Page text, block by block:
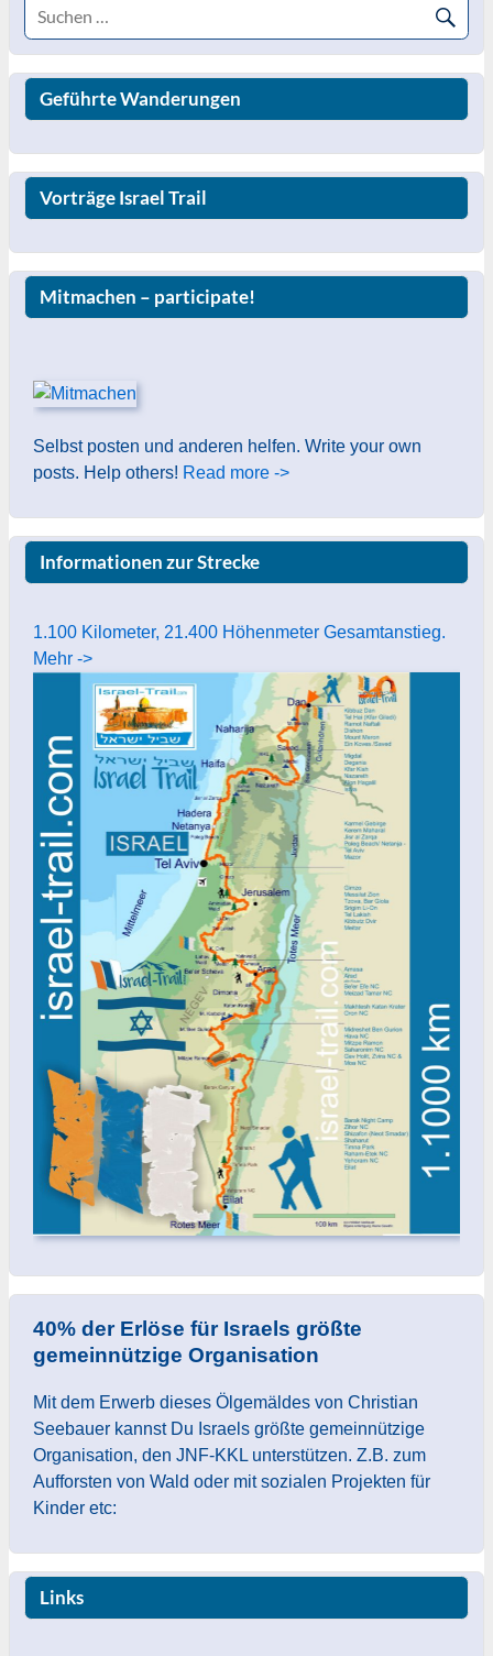
Geführte Wanderungen
Vorträge Israel Trail
Mitmachen – participate!
Selbst posten und anderen helfen. Write your own
posts. Help others! Read more ->
Informationen zur Strecke
1.100 Kilometer, 21.400 Höhenmeter Gesamtanstieg.
Mehr ->
40% der Erlöse für Israels größte
gemeinnützige Organisation
Mit dem Erwerb dieses Ölgemäldes von Christian
Seebauer kannst Du Israels größte gemeinnützige
Organisation, den JNF-KKL unterstützen. Z.B. zum
Aufforsten von Wald oder mit sozialen Projekten für
Kinder etc:
Links